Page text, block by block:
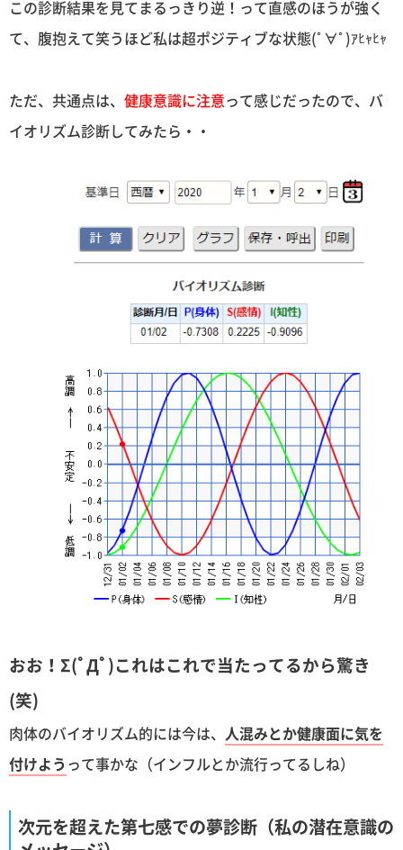
この診断結果を見てまるっきり逆！って直感のほうが強く
て、腹抱えて笑うほど私は超ポジティブな状態(ﾟ∀ﾟ)ｱﾋｬﾋｬ
ただ、共通点は、 健康意識に注意って感じだったので、バ
イオリズム診断してみたら・・
おお！Σ(ﾟДﾟ)これはこれで当たってるから驚き
(笑)
肉体のバイオリズム的には今は、 人混みとか健康面に気を
付けよう って事かな（インフルとか流行ってるしね）
次元を超えた第七感での夢診断（私の潜在意識の